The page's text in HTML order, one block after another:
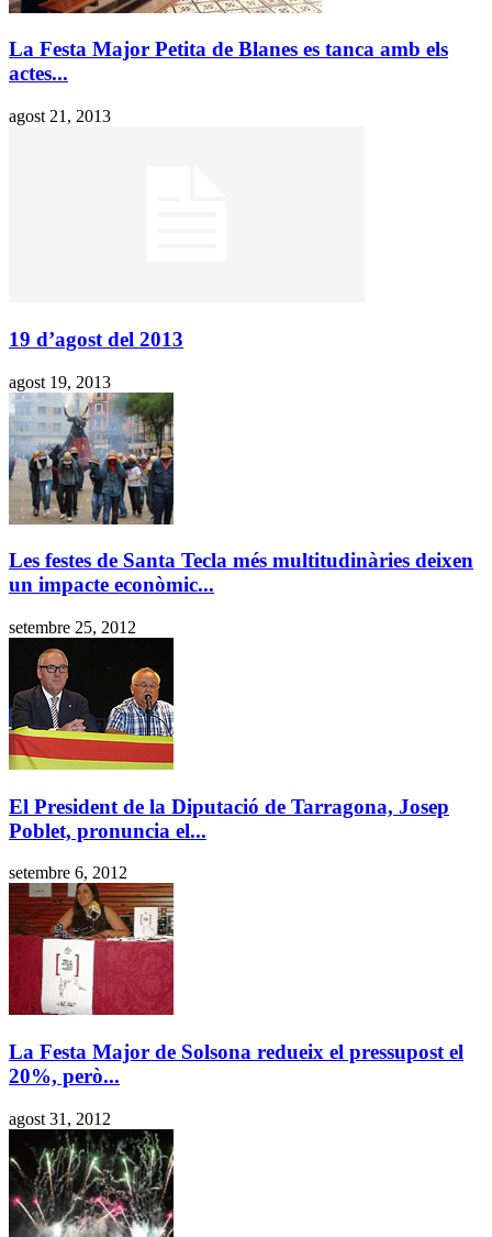
La Festa Major Petita de Blanes es tanca amb els
actes...
agost 21, 2013
19 d’agost del 2013
agost 19, 2013
Les festes de Santa Tecla més multitudinàries deixen
un impacte econòmic...
setembre 25, 2012
El President de la Diputació de Tarragona, Josep
Poblet, pronuncia el...
setembre 6, 2012
La Festa Major de Solsona redueix el pressupost el
20%, però...
agost 31, 2012